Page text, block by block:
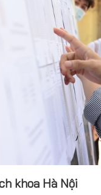
khoa Hà Nội